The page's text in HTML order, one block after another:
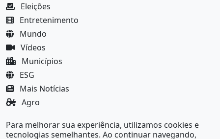
Eleições
Entretenimento
Mundo
Vídeos
Municípios
ESG
Mais Notícias
Agro
MundoBA Black
Para melhorar sua experiência, utilizamos cookies e
tecnologias semelhantes. Ao continuar navegando,